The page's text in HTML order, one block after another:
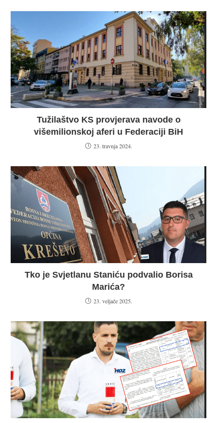
Tužilaštvo KS provjerava navode o
višemilionskoj aferi u Federaciji BiH
23. travnja 2024.
Tko je Svjetlanu Staniću podvalio Borisa
Marića?
23. veljače 2025.